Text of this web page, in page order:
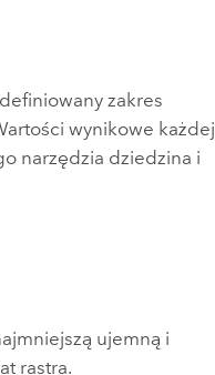
zakres
wynikowe każdej
narzędzia dziedzina i
ujemną i
rastra.